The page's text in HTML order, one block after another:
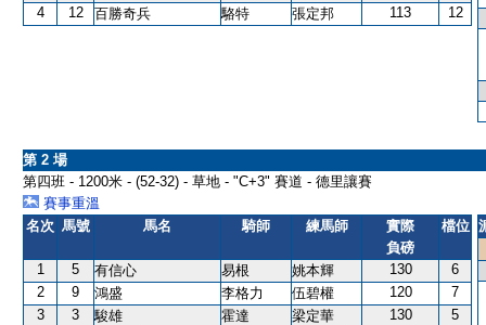
4
12 百勝奇兵 駱特 張定邦 113 12
第 2 場
第四班 - 1200米 - (52-32) - 草地 - "C+3" 賽道 - 德里讓賽
賽事重溫
名次 馬號 馬名 騎師 練馬師
實際
負磅
檔位
1 5 有信心 易根 姚本輝 130
6
2
9 鴻盛 李格力 伍碧權 120
7
3
3 駿雄 霍達 梁定華 130
5